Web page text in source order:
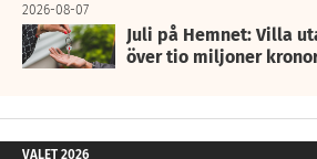
2026-08-07
Juli på Hemnet: Villa
över tio miljoner
VALET 2026